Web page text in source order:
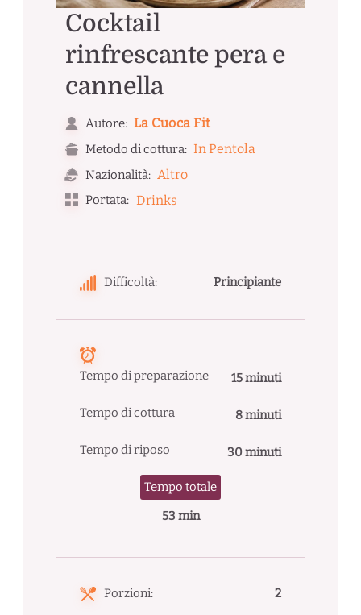
Cocktail
rinfrescante pera e
cannella
Autore: La Cuoca Fit
Metodo di cottura: In Pentola
Nazionalità: Altro
Portata: Drinks
Difficoltà: Principiante
Tempo di preparazione 15 minuti
Tempo di cottura 8 minuti
Tempo di riposo 30 minuti
Tempo totale
53 min
Porzioni: 2